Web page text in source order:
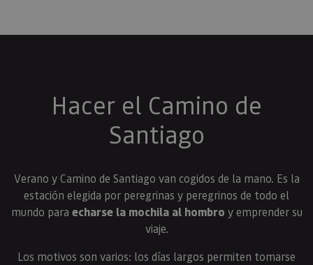
Hacer el Camino de
Santiago
Verano y Camino de Santiago van cogidos de la mano. Es la
estación elegida por peregrinas y peregrinos de todo el
mundo para echarse la mochila al hombro y emprender su
viaje.
Los motivos son varios: los días largos permiten tomarse